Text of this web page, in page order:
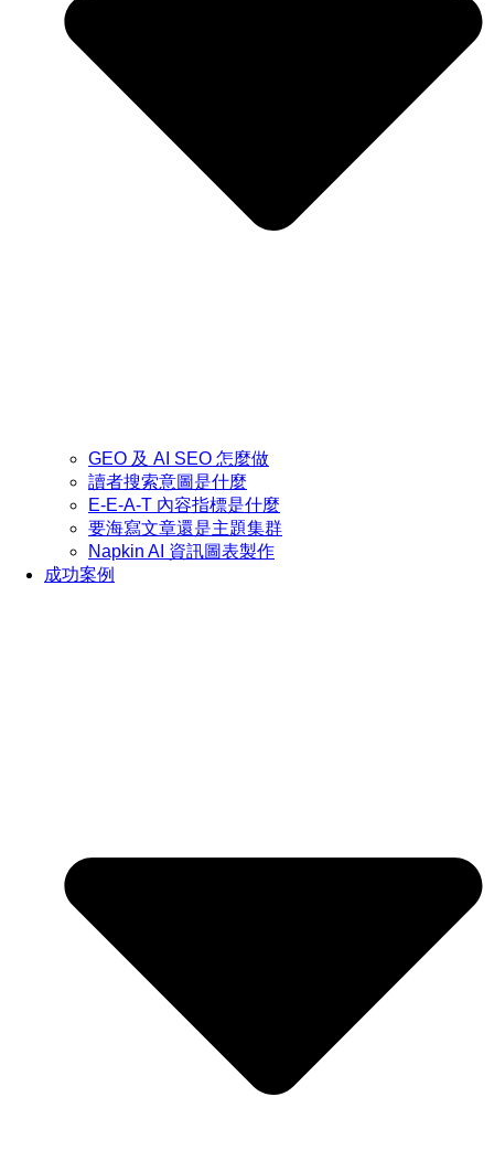
GEO 及 AI SEO 怎麼做
讀者搜索意圖是什麼
E-E-A-T 內容指標是什麼
要海寫文章還是主題集群
Napkin AI 資訊圖表製作
成功案例